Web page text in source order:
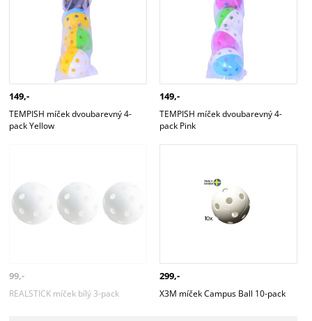
149,-
TEMPISH míček dvoubarevný 4-
pack Yellow
149,-
TEMPISH míček dvoubarevný 4-
pack Pink
99,-
REALSTICK míček bílý 3-pack
299,-
X3M míček Campus Ball 10-pack